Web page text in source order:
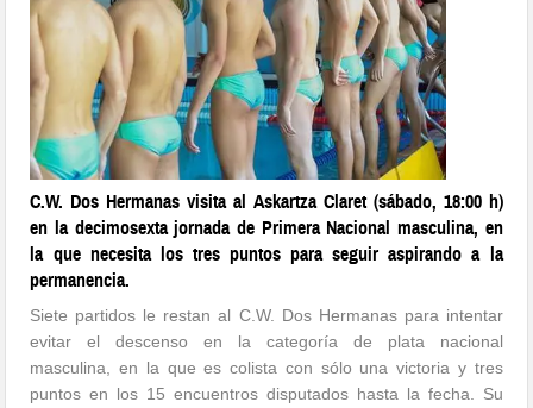
C.W. Dos Hermanas visita al Askartza Claret (sábado, 18:00 h)
en la decimosexta jornada de Primera Nacional masculina, en
la que necesita los tres puntos para seguir aspirando a la
permanencia.
Siete partidos le restan al C.W. Dos Hermanas para intentar
evitar el descenso en la categoría de plata nacional
masculina, en la que es colista con sólo una victoria y tres
puntos en los 15 encuentros disputados hasta la fecha. Su